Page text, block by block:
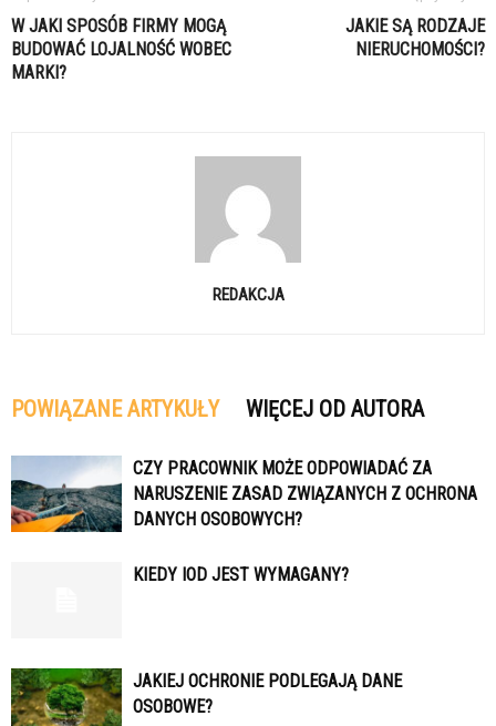
W JAKI SPOSÓB FIRMY MOGĄ
BUDOWAĆ LOJALNOŚĆ WOBEC
MARKI?
JAKIE SĄ RODZAJE
NIERUCHOMOŚCI?
REDAKCJA
POWIĄZANE ARTYKUŁY WIĘCEJ OD AUTORA
CZY PRACOWNIK MOŻE ODPOWIADAĆ ZA
NARUSZENIE ZASAD ZWIĄZANYCH Z OCHRONA
DANYCH OSOBOWYCH?
KIEDY IOD JEST WYMAGANY?
JAKIEJ OCHRONIE PODLEGAJĄ DANE
OSOBOWE?